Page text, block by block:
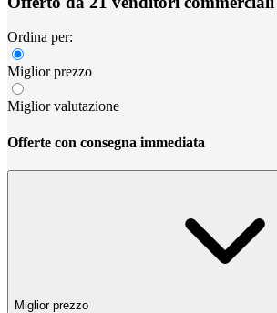
Ordina per:
Miglior prezzo
Miglior valutazione
Offerte con consegna immediata
Miglior prezzo